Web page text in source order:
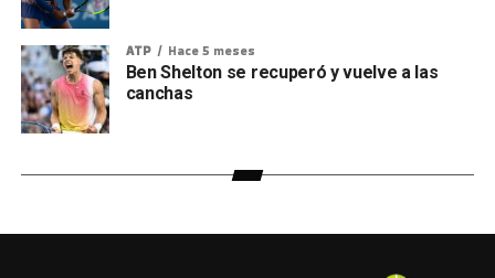
ATP Hace 5 meses
Ben Shelton se recuperó y vuelve a las
canchas